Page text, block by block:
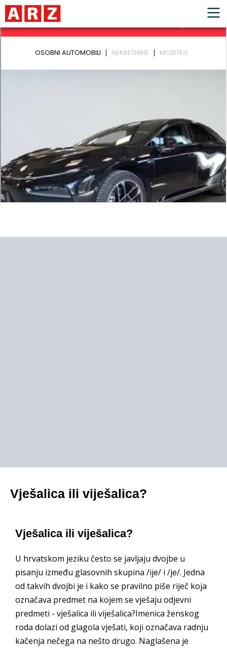
Vješalica ili viješalica?
Vješalica ili viješalica?
U hrvatskom jeziku često se javljaju dvojbe u
pisanju između glasovnih skupina /ije/ i /je/. Jedna
od takvih dvojbi je i kako se pravilno piše riječ koja
označava predmet na kojem se vješaju odjevni
predmeti - vješalica ili viješalica?Imenica ženskog
roda dolazi od glagola vješati, koji označava radnju
kačenja nečega na nešto drugo. Naglašena je